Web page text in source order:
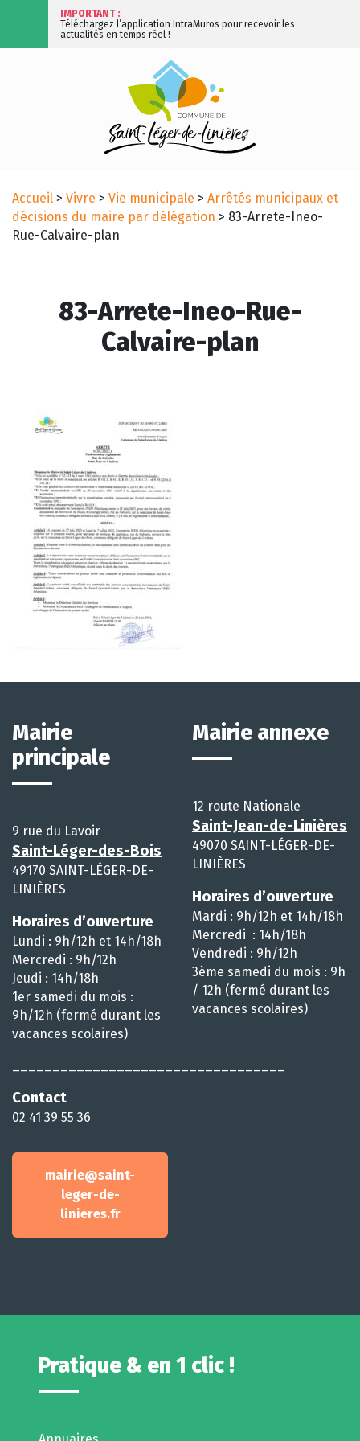
IMPORTANT :
Téléchargez l’application IntraMuros pour recevoir les
actualités en temps réel !
Accueil > Vivre > Vie municipale > Arrêtés municipaux et
décisions du maire par délégation > 83-Arrete-Ineo-
Rue-Calvaire-plan
83-Arrete-Ineo-Rue-
Calvaire-plan
Mairie
principale
9 rue du Lavoir
Saint-Léger-des-Bois
49170 SAINT-LÉGER-DE-
LINIÈRES
Horaires d’ouverture
Lundi : 9h/12h et 14h/18h
Mercredi : 9h/12h
Jeudi : 14h/18h
1er samedi du mois :
9h/12h (fermé durant les
vacances scolaires)
Contact
02 41 39 55 36
mairie@saint-
leger-de-
linieres.fr
Mairie annexe
12 route Nationale
Saint-Jean-de-Linières
49070 SAINT-LÉGER-DE-
LINIÈRES
Horaires d’ouverture
Mardi : 9h/12h et 14h/18h
Mercredi : 14h/18h
Vendredi : 9h/12h
3ème samedi du mois : 9h
/ 12h (fermé durant les
vacances scolaires)
Pratique & en 1 clic !